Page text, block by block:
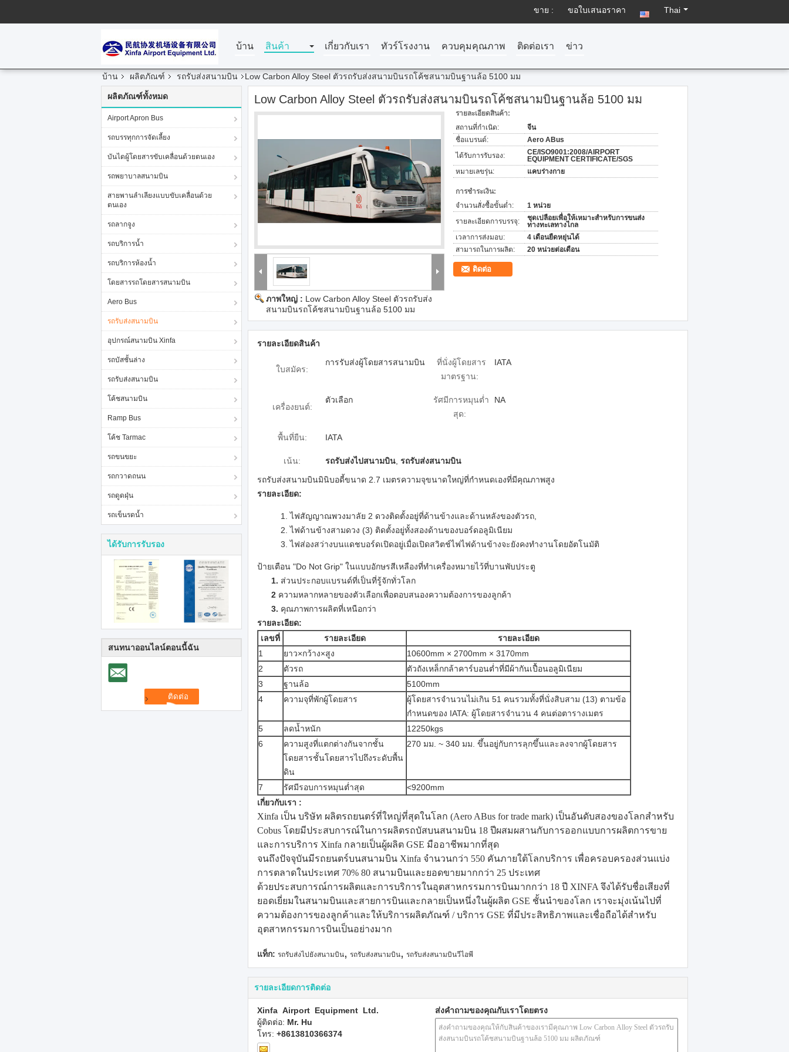
ขาย : ขอใบเสนอราคา Thai
บ้าน สินค้า เกี่ยวกับเรา ทัวร์โรงงาน ควบคุมคุณภาพ ติดต่อเรา ข่าว
บ้าน ผลิตภัณฑ์ รถรับส่งสนามบิน Low Carbon Alloy Steel ตัวรถรับส่งสนามบินรถโค้ชสนามบินฐานล้อ 5100 มม
ผลิตภัณฑ์ทั้งหมด
Airport Apron Bus
รถบรรทุกการจัดเลี้ยง
บันไดผู้โดยสารขับเคลื่อนด้วยตนเอง
รถพยาบาลสนามบิน
สายพานลำเลียงแบบขับเคลื่อนด้วย
ตนเอง
รถลากจูง
รถบริการน้ำ
รถบริการห้องน้ำ
โดยสารรถโดยสารสนามบิน
Aero Bus
รถรับส่งสนามบิน
อุปกรณ์สนามบิน Xinfa
รถบัสชั้นล่าง
รถรับส่งสนามบิน
โค้ชสนามบิน
Ramp Bus
โค้ช Tarmac
รถขนขยะ
รถกวาดถนน
รถดูดฝุ่น
รถเข็นรดน้ำ
ได้รับการรับรอง
สนทนาออนไลน์ตอนนี้ฉัน
Low Carbon Alloy Steel ตัวรถรับส่งสนามบินรถโค้ชสนามบินฐานล้อ 5100 มม
ภาพใหญ่ : Low Carbon Alloy Steel ตัวรถรับส่ง
สนามบินรถโค้ชสนามบินฐานล้อ 5100 มม
รายละเอียดสินค้า:
สถานที่กำเนิด:
จีน
ชื่อแบรนด์:
Aero ABus
ได้รับการรับรอง:
CE/ISO9001:2008/AIRPORT
EQUIPMENT CERTIFICATE/SGS
หมายเลขรุ่น:
แคบร่างกาย
การชำระเงิน:
จำนวนสั่งซื้อขั้นต่ำ:
1 หน่วย
รายละเอียดการบรรจุ:
ชุดเปลือยเพื่อให้เหมาะสำหรับการขนส่ง
ทางทะเลทางไกล
เวลาการส่งมอบ:
4 เดือนยืดหยุ่นได้
สามารถในการผลิต:
20 หน่วยต่อเดือน
ติดต่อ
รายละเอียดสินค้า
ใบสมัคร:
การรับส่งผู้โดยสารสนามบิน
ที่นั่งผู้โดยสาร
มาตรฐาน:
IATA
เครื่องยนต์:
ตัวเลือก
รัศมีการหมุนต่ำ
สุด:
NA
พื้นที่ยืน: IATA
เน้น: รถรับส่งไปสนามบิน รถรับส่งสนามบิน
รถรับส่งสนามบินมินิบอดี้ขนาด 2.7 เมตรความจุขนาดใหญ่ที่กำหนดเองที่มีคุณภาพสูง
รายละเอียด:
ไฟสัญญาณพวงมาลัย 2 ดวงติดตั้งอยู่ที่ด้านข้างและด้านหลังของตัวรถ,
ไฟด้านข้างสามดวง (3) ติดตั้งอยู่ทั้งสองด้านของบอร์ดอลูมิเนียม
ไฟส่องสว่างบนแดชบอร์ดเปิดอยู่เมื่อเปิดสวิตช์ไฟไฟด้านข้างจะยังคงทำงานโดยอัตโนมัติ
ป้ายเตือน "Do Not Grip" ในแบบอักษรสีเหลืองที่ทำเครื่องหมายไว้ที่บานพับประตู
1. ส่วนประกอบแบรนด์ที่เป็นที่รู้จักทั่วโลก
2 ความหลากหลายของตัวเลือกเพื่อตอบสนองความต้องการของลูกค้า
3. คุณภาพการผลิตที่เหนือกว่า
รายละเอียด:
เลขที่
รายละเอียด
รายละเอียด
1
ยาว×กว้าง×สูง
10600mm × 2700mm × 3170mm
2
ตัวรถ
ตัวถังเหล็กกล้าคาร์บอนต่ำที่มีผ้ากันเปื้อนอลูมิเนียม
3
ฐานล้อ
5100mm
4
ความจุที่พักผู้โดยสาร
ผู้โดยสารจำนวนไม่เกิน 51 คนรวมทั้งที่นั่งสิบสาม (13) ตามข้อ
กำหนดของ IATA: ผู้โดยสารจำนวน 4 คนต่อตารางเมตร
5
ลดน้ำหนัก
12250kgs
6
ความสูงที่แตกต่างกันจากชั้น
โดยสารชั้นโดยสารไปถึงระดับพื้น
ดิน
270 มม. ~ 340 มม. ขึ้นอยู่กับการลุกขึ้นและลงจากผู้โดยสาร
7 รัศมีรอบการหมุนต่ำสุด
<9200mm
เกี่ยวกับเรา :
Xinfa เป็น บริษัท ผลิตรถยนตร์ที่ใหญ่ที่สุดในโลก (Aero ABus for trade mark) เป็นอันดับสองของโลกสำหรับ
Cobus โดยมีประสบการณ์ในการผลิตรถบัสบนสนามบิน 18 ปีผสมผสานกับการออกแบบการผลิตการขาย
และการบริการ Xinfa กลายเป็นผู้ผลิต GSE มืออาชีพมากที่สุด
จนถึงปัจจุบันมีรถยนตร์บนสนามบิน Xinfa จำนวนกว่า 550 คันภายใต้โลกบริการ เพื่อครอบครองส่วนแบ่ง
การตลาดในประเทศ 70% 80 สนามบินและยอดขายมากกว่า 25 ประเทศ
ด้วยประสบการณ์การผลิตและการบริการในอุตสาหกรรมการบินมากกว่า 18 ปี XINFA จึงได้รับชื่อเสียงที่
ยอดเยี่ยมในสนามบินและสายการบินและกลายเป็นหนึ่งในผู้ผลิต GSE ชั้นนำของโลก เราจะมุ่งเน้นไปที่
ความต้องการของลูกค้าและให้บริการผลิตภัณฑ์ / บริการ GSE ที่มีประสิทธิภาพและเชื่อถือได้สำหรับ
อุตสาหกรรมการบินเป็นอย่างมาก
แท็ก: รถรับส่งไปยังสนามบิน, รถรับส่งสนามบิน, รถรับส่งสนามบินวีไอพี
รายละเอียดการติดต่อ
Xinfa Airport Equipment Ltd.
ผู้ติดต่อ: Mr. Hu
โทร: +8613810366374
ส่งคำถามของคุณกับเราโดยตรง